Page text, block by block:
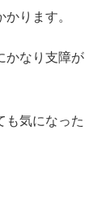
ります。
かなり支障が
も気になった